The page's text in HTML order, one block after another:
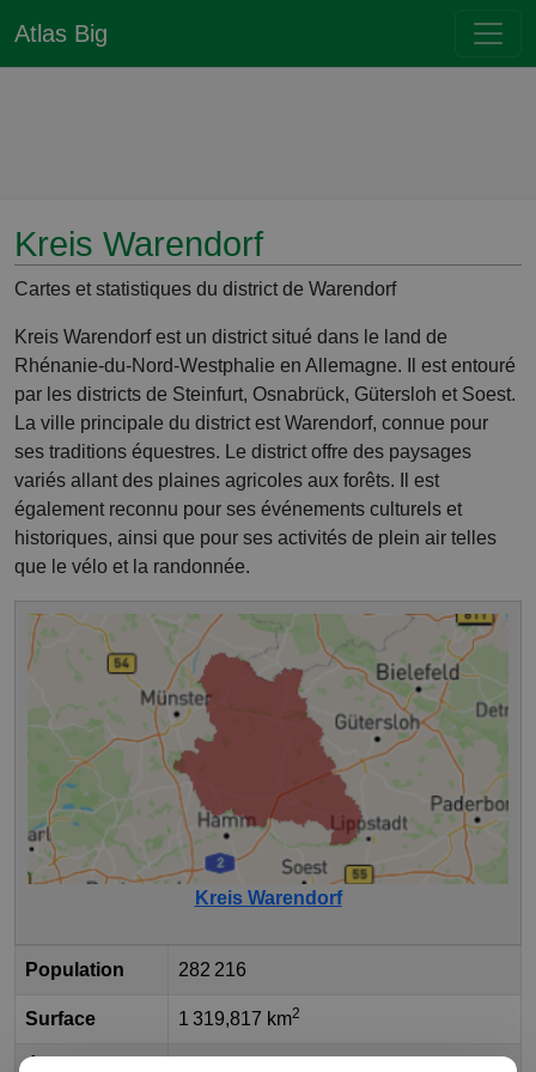
Atlas Big
Kreis Warendorf
Cartes et statistiques du district de Warendorf
Kreis Warendorf est un district situé dans le land de
Rhénanie-du-Nord-Westphalie en Allemagne. Il est entouré
par les districts de Steinfurt, Osnabrück, Gütersloh et Soest.
La ville principale du district est Warendorf, connue pour
ses traditions équestres. Le district offre des paysages
variés allant des plaines agricoles aux forêts. Il est
également reconnu pour ses événements culturels et
historiques, ainsi que pour ses activités de plein air telles
que le vélo et la randonnée.
Kreis Warendorf
Population 282 216
Surface 1 319,817 km2